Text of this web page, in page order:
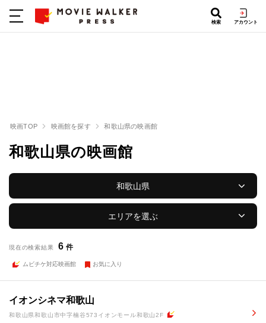
検索 アカウント
映画TOP 映画館を探す 和歌山県の映画館
和歌山県の映画館
和歌山県
エリアを選ぶ
現在の検索結果 6 件
ムビチケ対応映画館 お気に入り
イオンシネマ和歌山
和歌山県和歌山市中字楠谷573イオンモール和歌山2F